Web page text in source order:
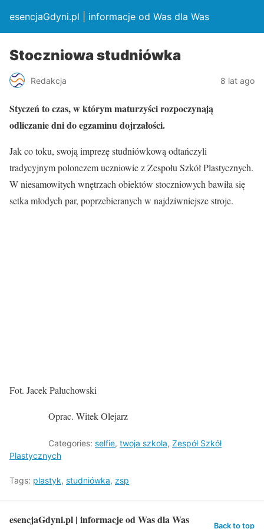
esencjaGdyni.pl | informacje od Was dla Was
Stoczniowa studniówka
Redakcja 8 lat ago
Styczeń to czas, w którym maturzyści rozpoczynają
odliczanie dni do egzaminu dojrzałości.
Jak co toku, swoją imprezę studniówkową odtańczyli
tradycyjnym polonezem uczniowie z Zespołu Szkół Plastycznych.
W niesamowitych wnętrzach obiektów stoczniowych bawiła się
setka młodych par, poprzebieranych w najdziwniejsze stroje.
Fot. Jacek Paluchowski
Oprac. Witek Olejarz
Categories: selfie, twoja szkola, Zespół Szkół
Plastycznych
Tags: plastyk, studniówka, zsp
esencjaGdyni.pl | informacje od Was dla Was Back to top